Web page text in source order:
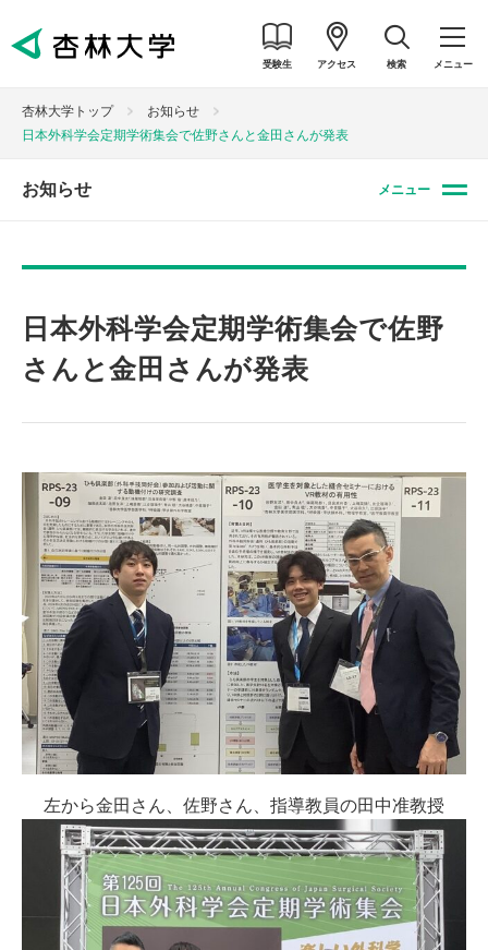
受験生 アクセス 検索 メニュー
杏林大学トップ
お知らせ
日本外科学会定期学術集会で佐野さんと金田さんが発表
お知らせ メニュー
日本外科学会定期学術集会で佐野
さんと金田さんが発表
左から金田さん、佐野さん、指導教員の田中准教授